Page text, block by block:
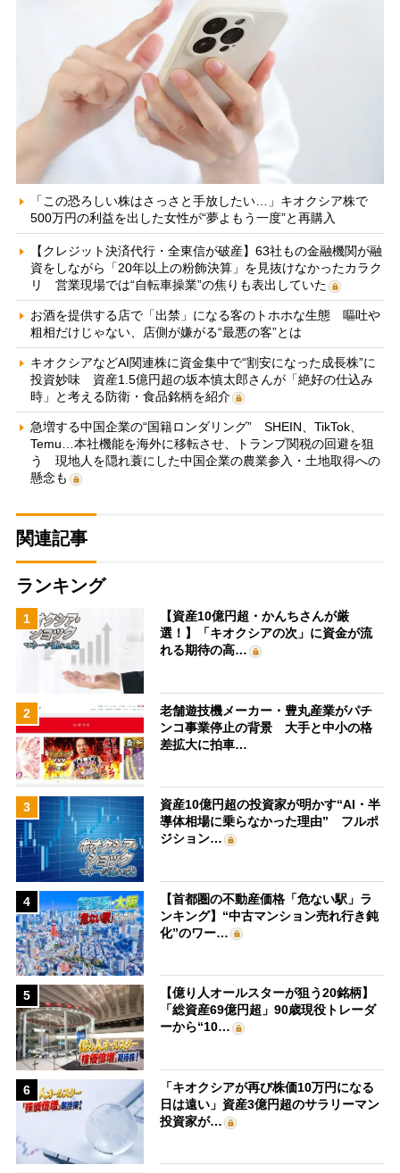
「この恐ろしい株はさっさと手放したい…」キオクシア株で
500万円の利益を出した女性が“夢よもう一度”と再購入
【クレジット決済代行・全東信が破産】63社もの金融機関が融
資をしながら「20年以上の粉飾決算」を見抜けなかったカラク
リ 営業現場では“自転車操業”の焦りも表出していた
お酒を提供する店で「出禁」になる客のトホホな生態 嘔吐や
粗相だけじゃない、店側が嫌がる“最悪の客”とは
キオクシアなどAI関連株に資金集中で“割安になった成長株”に
投資妙味 資産1.5億円超の坂本慎太郎さんが「絶好の仕込み
時」と考える防衛・食品銘柄を紹介
急増する中国企業の“国籍ロンダリング” SHEIN、TikTok、
Temu…本社機能を海外に移転させ、トランプ関税の回避を狙
う 現地人を隠れ蓑にした中国企業の農業参入・土地取得への
懸念も
関連記事
ランキング
1
【資産10億円超・かんちさんが厳
選！】「キオクシアの次」に資金が流
れる期待の高…
2
老舗遊技機メーカー・豊丸産業がパチ
ンコ事業停止の背景 大手と中小の格
差拡大に拍車…
3
資産10億円超の投資家が明かす“AI・半
導体相場に乗らなかった理由” フルポ
ジション…
4
【首都圏の不動産価格「危ない駅」ラ
ンキング】“中古マンション売れ行き鈍
化”のワー…
5
【億り人オールスターが狙う20銘柄】
「総資産69億円超」90歳現役トレーダ
ーから“10…
6
「キオクシアが再び株価10万円になる
日は遠い」資産3億円超のサラリーマン
投資家が…